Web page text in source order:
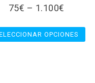
75€ – 1.100€
OPCIONES